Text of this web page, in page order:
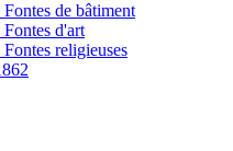
de bâtiment
d'art
religieuses